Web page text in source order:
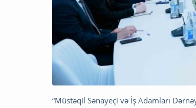
“Müstəqil Sənayeçi və İş Adamları